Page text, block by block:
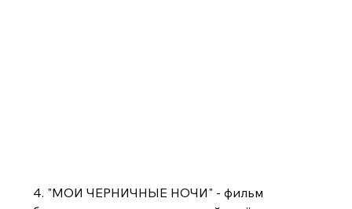
4. "МОИ ЧЕРНИЧНЫЕ НОЧИ" - фильм